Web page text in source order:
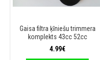
Gaisa filtra ķīniešu trimmera
komplekts 43cc 52cc
4.99€